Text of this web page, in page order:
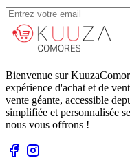
Bienvenue sur
expérience d'achat et de
vente géante, accessible
simplifiée et personnalisée
nous vous offrons !